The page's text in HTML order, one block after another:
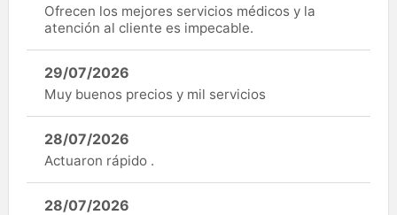
Ofrecen los mejores servicios médicos y la
atención al cliente es impecable.
29/07/2026
Muy buenos precios y mil servicios
28/07/2026
Actuaron rápido .
28/07/2026